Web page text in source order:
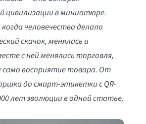
цивилизации в миниатюре.
человечество делало
скачок, менялась и
с ней менялись торговля,
само восприятие товара. От
до смарт-этикетки с QR-
лет эволюции в одной статье.